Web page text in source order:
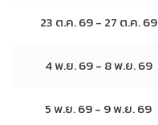
23 ต.ค. 69 - 27 ต.ค. 69
4 พ.ย. 69 - 8 พ.ย. 69
5 พ.ย. 69 - 9 พ.ย. 69